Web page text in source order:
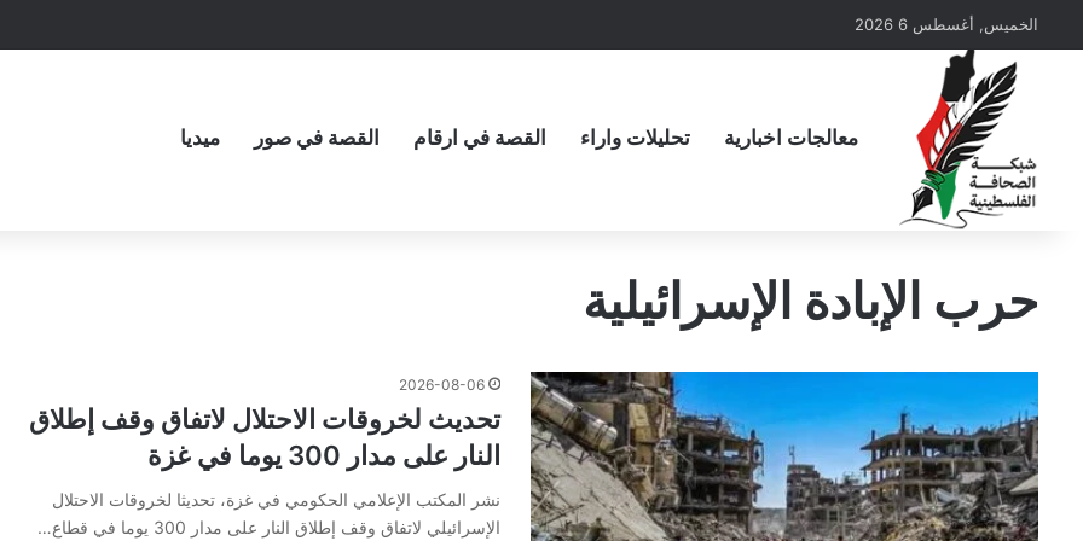
الخميس, أغسطس 6 2026
معالجات اخبارية تحليلات واراء القصة في ارقام القصة في صور ميديا
حرب الإبادة الإسرائيلية
2026-08-06
تحديث لخروقات الاحتلال لاتفاق وقف إطلاق
النار على مدار 300 يوما في غزة
نشر المكتب الإعلامي الحكومي في غزة، تحديثا لخروقات الاحتلال
الإسرائيلي لاتفاق وقف إطلاق النار على مدار 300 يوما في قطاع…